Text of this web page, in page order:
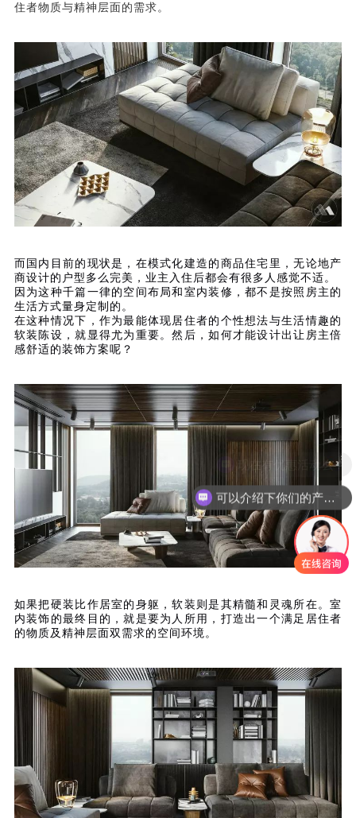
住者物质与精神层面的需求。
而国内目前的现状是，在模式化建造的商品住宅里，无论地产
商设计的户型多么完美，业主入住后都会有很多人感觉不适。
因为这种千篇一律的空间布局和室内装修，都不是按照房主的
生活方式量身定制的。
在这种情况下，作为最能体现居住者的个性想法与生活情趣的
软装陈设，就显得尤为重要。然后，如何才能设计出让房主倍
感舒适的装饰方案呢？
如果把硬装比作居室的身躯，软装则是其精髓和灵魂所在。室
内装饰的最终目的，就是要为人所用，打造出一个满足居住者
的物质及精神层面双需求的空间环境。
可以介绍下你们的产品么？
现在有优惠活动么？